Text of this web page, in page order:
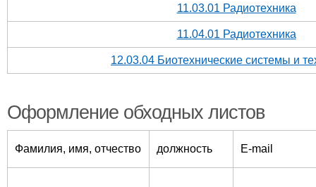
11.03.01 Радиотехника
11.04.01 Радиотехника
12.03.04 Биотехнические системы и
Оформление обходных листов
Фамилия, имя, отчество должность E-mail